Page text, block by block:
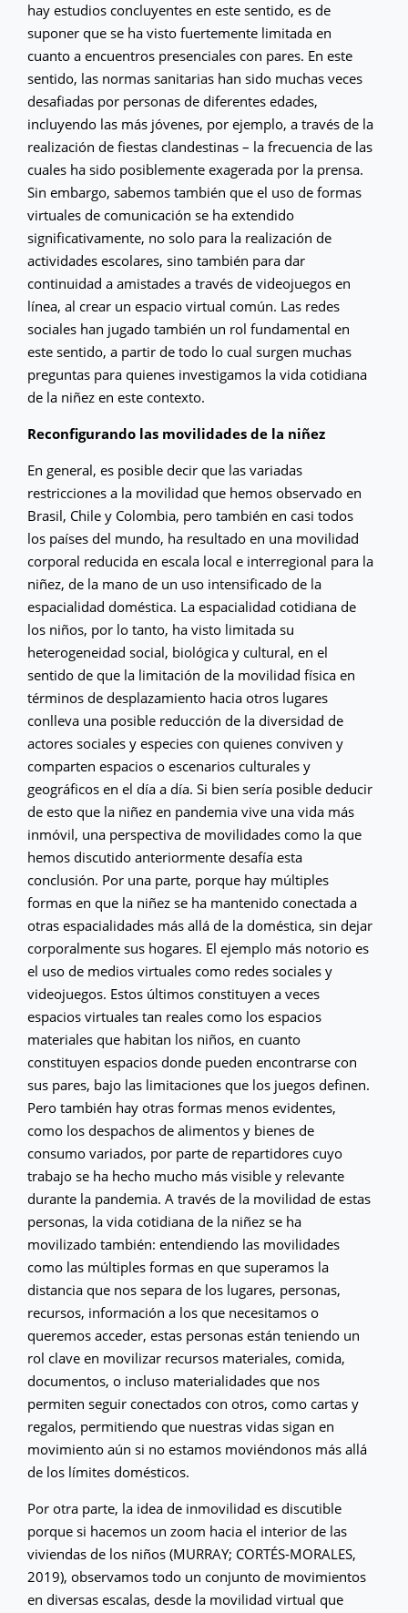
hay estudios concluyentes en este sentido, es de
suponer que se ha visto fuertemente limitada en
cuanto a encuentros presenciales con pares. En este
sentido, las normas sanitarias han sido muchas veces
desafiadas por personas de diferentes edades,
incluyendo las más jóvenes, por ejemplo, a través de la
realización de fiestas clandestinas – la frecuencia de las
cuales ha sido posiblemente exagerada por la prensa.
Sin embargo, sabemos también que el uso de formas
virtuales de comunicación se ha extendido
significativamente, no solo para la realización de
actividades escolares, sino también para dar
continuidad a amistades a través de videojuegos en
línea, al crear un espacio virtual común. Las redes
sociales han jugado también un rol fundamental en
este sentido, a partir de todo lo cual surgen muchas
preguntas para quienes investigamos la vida cotidiana
de la niñez en este contexto.
Reconfigurando las movilidades de la niñez
En general, es posible decir que las variadas
restricciones a la movilidad que hemos observado en
Brasil, Chile y Colombia, pero también en casi todos
los países del mundo, ha resultado en una movilidad
corporal reducida en escala local e interregional para la
niñez, de la mano de un uso intensificado de la
espacialidad doméstica. La espacialidad cotidiana de
los niños, por lo tanto, ha visto limitada su
heterogeneidad social, biológica y cultural, en el
sentido de que la limitación de la movilidad física en
términos de desplazamiento hacia otros lugares
conlleva una posible reducción de la diversidad de
actores sociales y especies con quienes conviven y
comparten espacios o escenarios culturales y
geográficos en el día a día. Si bien sería posible deducir
de esto que la niñez en pandemia vive una vida más
inmóvil, una perspectiva de movilidades como la que
hemos discutido anteriormente desafía esta
conclusión. Por una parte, porque hay múltiples
formas en que la niñez se ha mantenido conectada a
otras espacialidades más allá de la doméstica, sin dejar
corporalmente sus hogares. El ejemplo más notorio es
el uso de medios virtuales como redes sociales y
videojuegos. Estos últimos constituyen a veces
espacios virtuales tan reales como los espacios
materiales que habitan los niños, en cuanto
constituyen espacios donde pueden encontrarse con
sus pares, bajo las limitaciones que los juegos definen.
Pero también hay otras formas menos evidentes,
como los despachos de alimentos y bienes de
consumo variados, por parte de repartidores cuyo
trabajo se ha hecho mucho más visible y relevante
durante la pandemia. A través de la movilidad de estas
personas, la vida cotidiana de la niñez se ha
movilizado también: entendiendo las movilidades
como las múltiples formas en que superamos la
distancia que nos separa de los lugares, personas,
recursos, información a los que necesitamos o
queremos acceder, estas personas están teniendo un
rol clave en movilizar recursos materiales, comida,
documentos, o incluso materialidades que nos
permiten seguir conectados con otros, como cartas y
regalos, permitiendo que nuestras vidas sigan en
movimiento aún si no estamos moviéndonos más allá
de los límites domésticos.
Por otra parte, la idea de inmovilidad es discutible
porque si hacemos un zoom hacia el interior de las
viviendas de los niños (MURRAY; CORTÉS-MORALES,
2019), observamos todo un conjunto de movimientos
en diversas escalas, desde la movilidad virtual que